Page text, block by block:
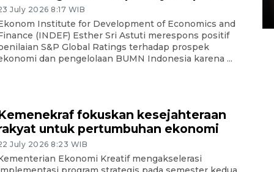
July 2026 8:17 WIB
Institute for Development of Economics and
(INDEF) Esther Sri Astuti merespons positif
S&P Global Ratings terhadap prospek
dan pengelolaan BUMN Indonesia karena ...
fokuskan kesejahteraan
untuk pertumbuhan ekonomi
July 2026 8:23 WIB
Ekonomi Kreatif mengakselerasi
15 July 2026 14:08 WIB